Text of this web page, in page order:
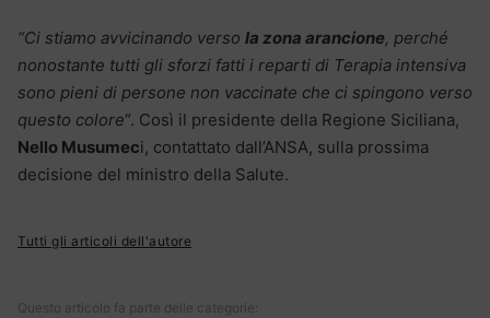
“Ci stiamo avvicinando verso la zona arancione, perché
nonostante tutti gli sforzi fatti i reparti di Terapia intensiva
sono pieni di persone non vaccinate che ci spingono verso
questo colore“. Così il presidente della Regione Siciliana,
Nello Musumeci, contattato dall’ANSA, sulla prossima
decisione del ministro della Salute.
Tutti gli articoli dell'autore
Questo articolo fa parte delle categorie: